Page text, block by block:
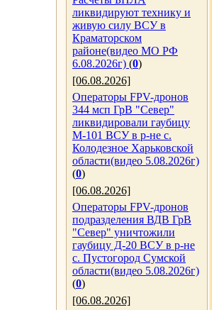
ликвидируют технику и
живую силу ВСУ в
Краматорском
районе(видео МО РФ
6.08.2026г) (0)
[06.08.2026]
Операторы FPV-дронов
344 мсп ГрВ "Север"
ликвидировали гаубицу
М-101 ВСУ в р-не с.
Колодезное Харьковской
области(видео 5.08.2026г)
(0)
[06.08.2026]
Операторы FPV-дронов
подразделения ВДВ ГрВ
"Север" уничтожили
гаубицу Д-20 ВСУ в р-не
с. Пустогород Сумской
области(видео 5.08.2026г)
(0)
[06.08.2026]